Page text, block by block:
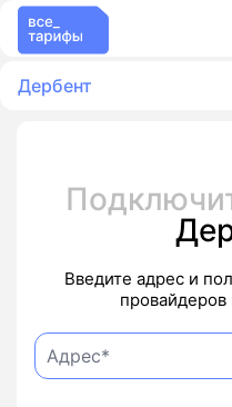
Дербент
Введите адрес и